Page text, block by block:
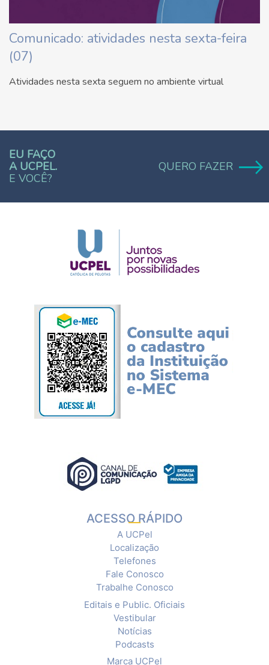
Comunicado: atividades nesta sexta-feira
(07)
Atividades nesta sexta seguem no ambiente virtual
EU FAÇO
A UCPEL.
E VOCÊ?
QUERO FAZER
ACESSO RÁPIDO
A UCPel
Localização
Telefones
Fale Conosco
Trabalhe Conosco
Editais e Public. Oficiais
Vestibular
Notícias
Podcasts
Marca UCPel